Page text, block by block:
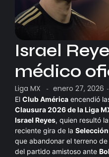
Israel
médico
Liga MX - enero 27, 2026 -
El Club América encendió
Clausura 2026 de la Liga
Israel Reyes, quien resultó
reciente gira de la
que abandonar el terreno
del partido amistoso ante